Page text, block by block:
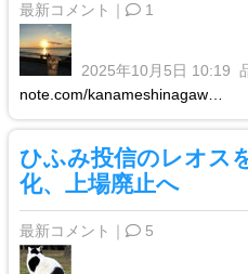
最新コメント｜ 1
2025年10月5日 10:19
note.com/kanameshinagaw…
ひふみ投信のレオス
化、上場廃止へ
最新コメント｜ 5